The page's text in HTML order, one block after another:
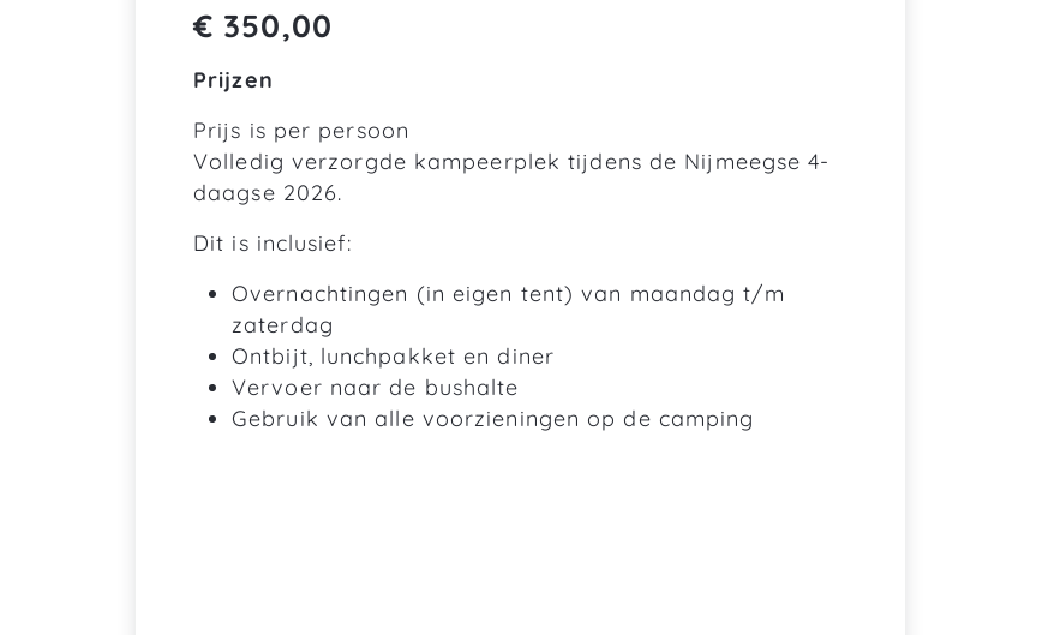
€ 350,00
Prijzen
Prijs is per persoon
Volledig verzorgde kampeerplek tijdens de Nijmeegse 4-
daagse 2026.
Dit is inclusief:
Overnachtingen (in eigen tent) van maandag t/m
zaterdag
Ontbijt, lunchpakket en diner
Vervoer naar de bushalte
Gebruik van alle voorzieningen op de camping